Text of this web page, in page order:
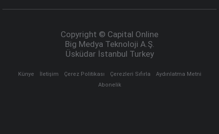
Copyright © Capital Online
Big Medya Teknoloji A.Ş.
Üsküdar İstanbul Turkey
Künye İletişim Çerez Politikası Çerezleri Sıfırla
Aydınlatma Metni
Abonelik